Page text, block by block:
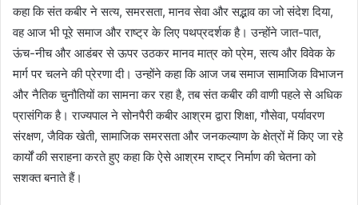
कहा कि संत कबीर ने सत्य, समरसता, मानव सेवा और सद्भाव का जो संदेश दिया,
वह आज भी पूरे समाज और राष्ट्र के लिए पथप्रदर्शक है। उन्होंने जात-पात,
ऊंच-नीच और आडंबर से ऊपर उठकर मानव मात्र को प्रेम, सत्य और विवेक के
मार्ग पर चलने की प्रेरणा दी। उन्होंने कहा कि आज जब समाज सामाजिक विभाजन
और नैतिक चुनौतियों का सामना कर रहा है, तब संत कबीर की वाणी पहले से अधिक
प्रासंगिक है। राज्यपाल ने सोनपैरी कबीर आश्रम द्वारा शिक्षा, गौसेवा, पर्यावरण
संरक्षण, जैविक खेती, सामाजिक समरसता और जनकल्याण के क्षेत्रों में किए जा रहे
कार्यों की सराहना करते हुए कहा कि ऐसे आश्रम राष्ट्र निर्माण की चेतना को
सशक्त बनाते हैं।